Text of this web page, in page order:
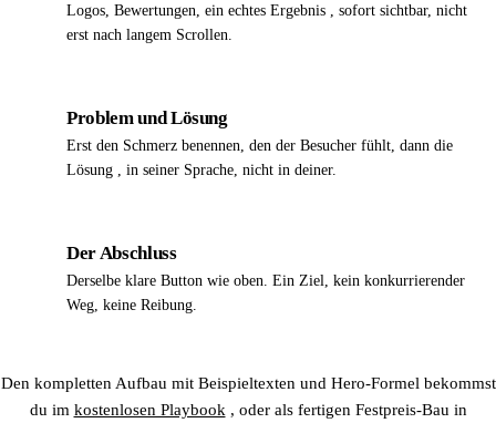
Logos, Bewertungen, ein echtes Ergebnis , sofort sichtbar, nicht
erst nach langem Scrollen.
Problem und Lösung
Erst den Schmerz benennen, den der Besucher fühlt, dann die
Lösung , in seiner Sprache, nicht in deiner.
Der Abschluss
Derselbe klare Button wie oben. Ein Ziel, kein konkurrierender
Weg, keine Reibung.
Den kompletten Aufbau mit Beispieltexten und Hero-Formel bekommst
du im kostenlosen Playbook , oder als fertigen Festpreis-Bau in